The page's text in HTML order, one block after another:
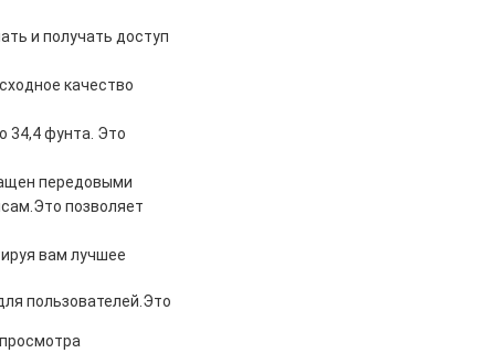
и получать доступ
качество
34,4 фунта. Это
передовыми
позволяет
вам лучшее
пользователей.Это